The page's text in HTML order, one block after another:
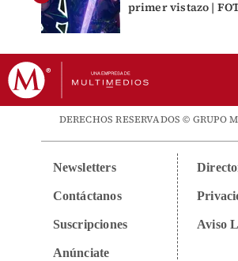
primer vistazo |
DERECHOS RESERVADOS © GRUPO
Newsletters
Contáctanos
Suscripciones
Anúnciate
Aviso